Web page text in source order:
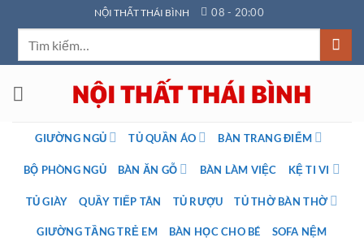
qua
dung
NỘI THẤT THÁI BÌNH 08 - 20:00
GIƯỜNG NGỦ TỦ QUẦN ÁO BÀN TRANG ĐIỂM
BỘ PHÒNG NGỦ BÀN ĂN GỖ BÀN LÀM VIỆC KỆ TI VI
TỦ GIÀY QUẦY TIẾP TÂN TỦ RƯỢU TỦ THỜ BÀN THỜ
GIƯỜNG TẦNG TRẺ EM BÀN HỌC CHO BÉ SOFA NỆM